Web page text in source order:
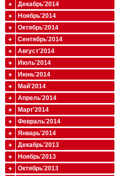
Декабрь'2014
Ноябрь'2014
Октябрь'2014
Сентябрь'2014
Август'2014
Июль'2014
Июнь'2014
Май'2014
Апрель'2014
Март'2014
Февраль'2014
Январь'2014
Декабрь'2013
Ноябрь'2013
Октябрь'2013